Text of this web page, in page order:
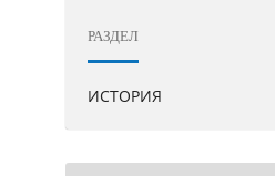
РАЗДЕЛ
ИСТОРИЯ